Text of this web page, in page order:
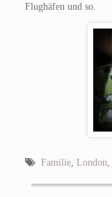
Flughäfen und so.
Familie, London